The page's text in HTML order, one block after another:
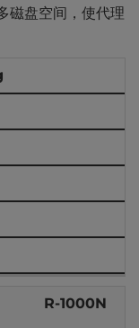
盘空间，使代理
R-1000N